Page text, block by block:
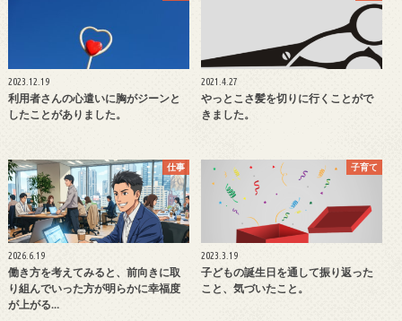
2023.12.19
利用者さんの心遣いに胸がジーンと
したことがありました。
2021.4.27
やっとこさ髪を切りに行くことがで
きました。
仕事
2026.6.19
働き方を考えてみると、前向きに取
り組んでいった方が明らかに幸福度
が上がる…
子育て
2023.3.19
子どもの誕生日を通して振り返った
こと、気づいたこと。